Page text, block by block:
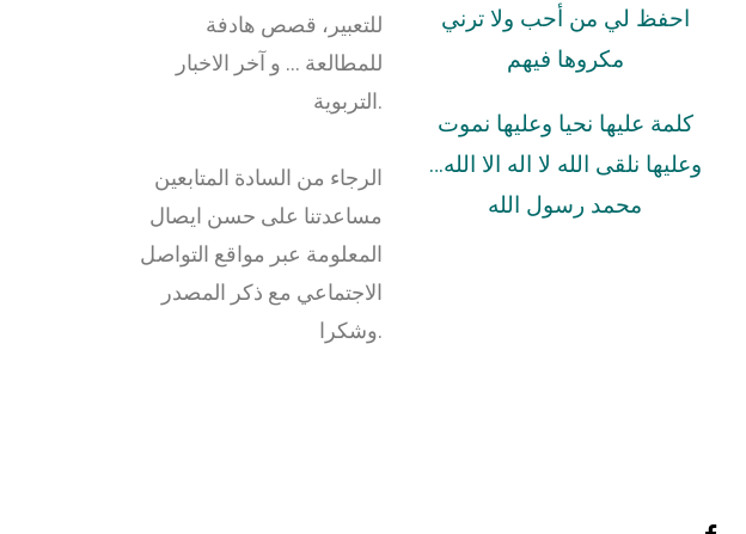
للتعبير، قصص هادفة
للمطالعة … و آخر الاخبار
التربوية.
الرجاء من السادة المتابعين
مساعدتنا على حسن ايصال
المعلومة عبر مواقع التواصل
الاجتماعي مع ذكر المصدر
وشكرا.
احفظ لي من أحب ولا ترني
مكروها فيهم
كلمة عليها نحيا وعليها نموت
وعليها نلقى الله لا اله الا الله…
محمد رسول الله